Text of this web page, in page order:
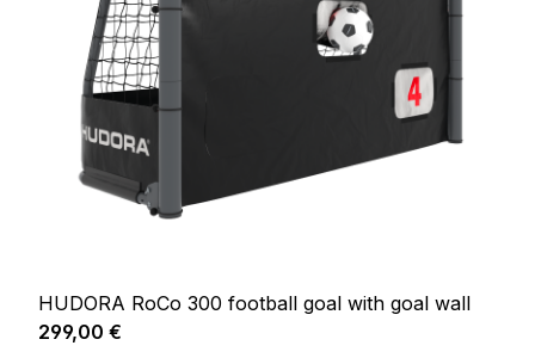
HUDORA RoCo 300 football goal with goal wall
Prix régulier :
299,00 €